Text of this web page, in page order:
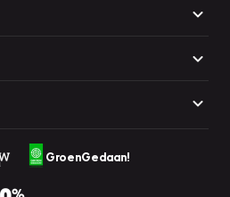
GroenGedaan!